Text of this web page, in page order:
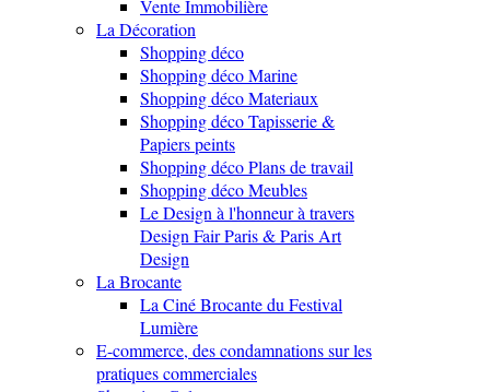
Vente Immobilière
La Décoration
Shopping déco
Shopping déco Marine
Shopping déco Materiaux
Shopping déco Tapisserie &
Papiers peints
Shopping déco Plans de travail
Shopping déco Meubles
Le Design à l'honneur à travers
Design Fair Paris & Paris Art
Design
La Brocante
La Ciné Brocante du Festival
Lumière
E-commerce, des condamnations sur les
pratiques commerciales